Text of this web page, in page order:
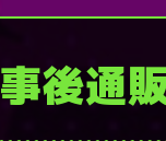
事後通